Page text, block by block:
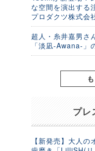
な空間を演出する
プロダクツ株式会
超人・糸井嘉男さ
「淡凪-Awana-」
プレ
【新発売】大人